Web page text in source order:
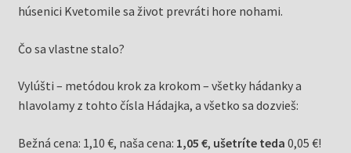
húsenici Kvetomile sa život prevráti hore nohami.
Čo sa vlastne stalo?
Vylúšti – metódou krok za krokom – všetky hádanky a
hlavolamy z tohto čísla Hádajka, a všetko sa dozvieš:
Bežná cena: 1,10 €, naša cena: 1,05 €, ušetríte teda 0,05 €!